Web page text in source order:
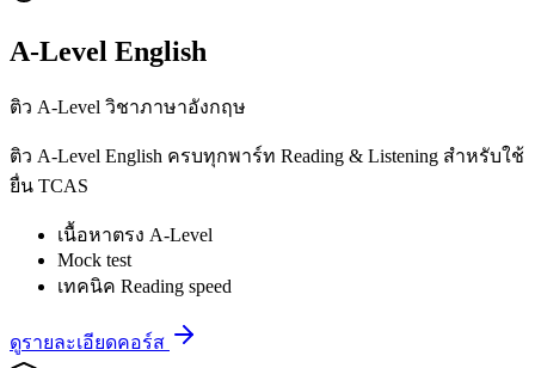
A-Level English
ติว A-Level วิชาภาษาอังกฤษ
ติว A-Level English ครบทุกพาร์ท Reading & Listening สำหรับใช้
ยื่น TCAS
เนื้อหาตรง A-Level
Mock test
เทคนิค Reading speed
ดูรายละเอียดคอร์ส